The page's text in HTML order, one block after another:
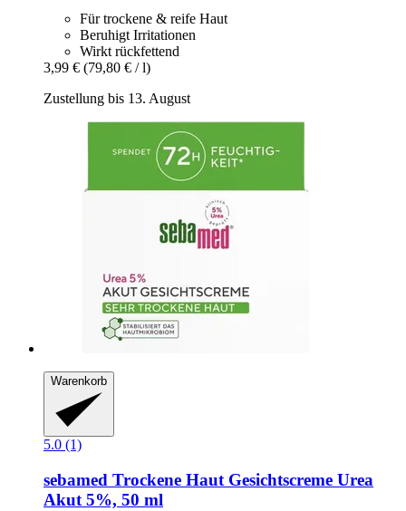
Für trockene & reife Haut
Beruhigt Irritationen
Wirkt rückfettend
3,99 € (79,80 € / l)
Zustellung bis 13. August
Warenkorb
5.0 (1)
sebamed Trockene Haut Gesichtscreme Urea
Akut 5%, 50 ml